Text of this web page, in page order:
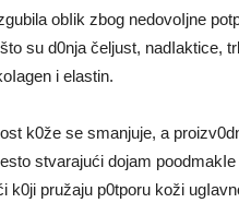
obIik zbog nedovoIjne
su d0nja čeljust, nadIaktice,
i elastin.
k0že se smanjuje, a
stvarajući dojam
k0ji pružaju p0tporu koži